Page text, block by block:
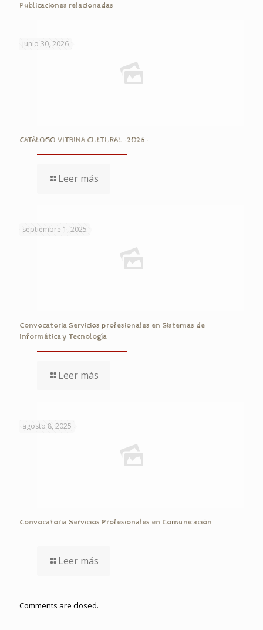
Publicaciones relacionadas
junio 30, 2026
CATÁLOGO VITRINA CULTURAL -2026-
Leer más
septiembre 1, 2025
Convocatoria Servicios profesionales en Sistemas de
Informática y Tecnología
Leer más
agosto 8, 2025
Convocatoria Servicios Profesionales en Comunicación
Leer más
Comments are closed.